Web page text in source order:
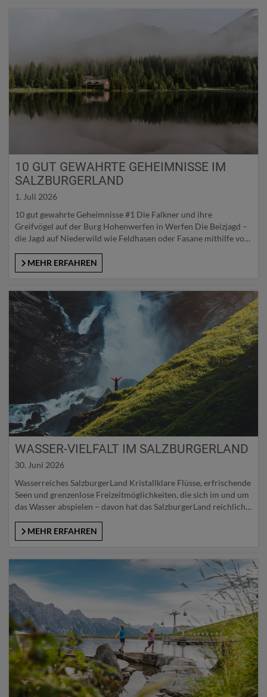
10 GUT GEWAHRTE GEHEIMNISSE IM
SALZBURGERLAND
1. Juli 2026
10 gut gewahrte Geheimnisse #1 Die Falkner und ihre
Greifvögel auf der Burg Hohenwerfen in Werfen Die Beizjagd –
die Jagd auf Niederwild wie Feldhasen oder Fasane mithilfe von
lange Tradition. Heute wird diese Jagdmethode in Österreich
nur noch selten ausgeübt, wurde aber von der UNESCO als…
MEHR ERFAHREN
WASSER-VIELFALT IM SALZBURGERLAND
30. Juni 2026
Wasserreiches SalzburgerLand Kristallklare Flüsse, erfrischende
Seen und grenzenlose Freizeitmöglichkeiten, die sich im und um
das Wasser abspielen – davon hat das SalzburgerLand reichlich
22 angelegte Badeseen und über 60 Freibäder sorgen für
perfekten Badespaß. Auch Wassersportfreund*innen wird
Stand-Up-Paddeln, Tauchen oder…
MEHR ERFAHREN